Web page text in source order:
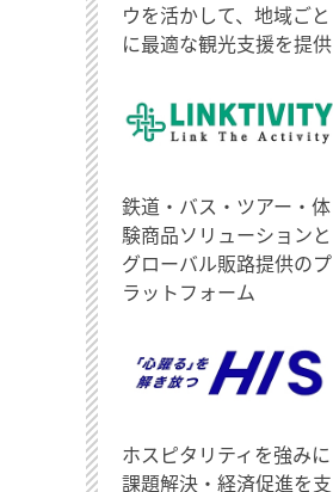
ウを活かして、地域ごと
に最適な観光支援を提供
鉄道・バス・ツアー・体
験商品ソリューションと
グローバル販路提供のプ
ラットフォーム
ホスピタリティを強みに
課題解決・経済促進を支